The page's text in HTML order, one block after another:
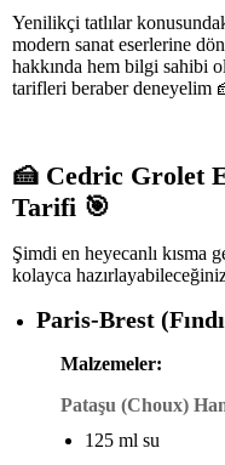
Yenilikçi tatlılar
modern sanat eserlerine
hakkında hem bilgi sahibi
tarifleri beraber deneyelim
🍰 Cedric Grolet
Tarifi 🎯
Şimdi en heyecanlı kısma
kolayca
Paris-Brest
Malzemeler:
Pataşu (Choux)
125 ml su